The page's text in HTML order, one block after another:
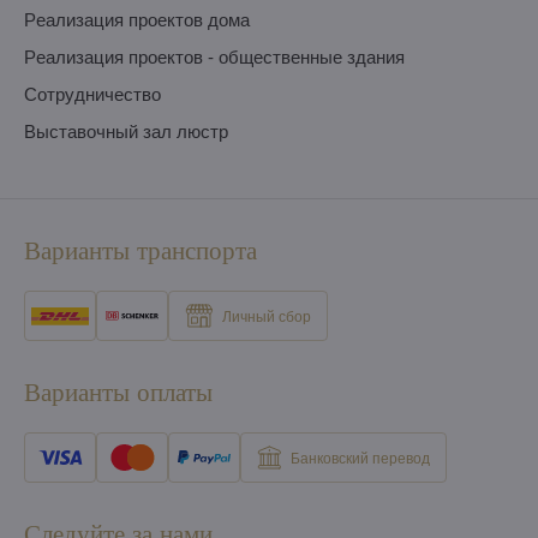
Pеализация проектов дома
Pеализация проектов - общественные здания
Сотрудничество
Выставочный зал люстр
Варианты транспорта
Личный сбор
Варианты оплаты
Банковский перевод